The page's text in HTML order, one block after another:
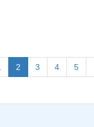
2 (current)
3 4 5